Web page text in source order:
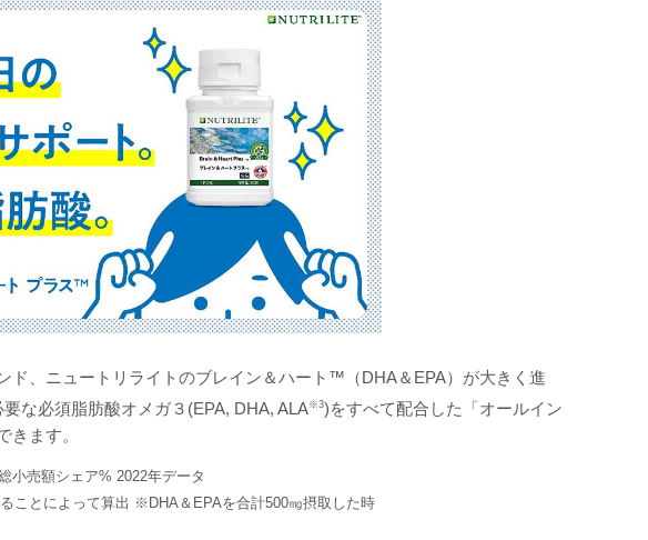
ド、ニュートリライトのブレイン＆ハート™（DHA＆EPA）が大きく進
要な必須脂肪酸オメガ３(EPA, DHA, ALA※3)をすべて配合した「オールイン
きます。
小売額シェア% 2022年データ
ことによって算出 ※DHA＆EPAを合計500㎎摂取した時